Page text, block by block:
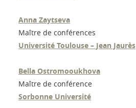
Anna Zaytseva
Maître de conférences
Université Toulouse – Jean Jaurès
Bella Ostromooukhova
Maître de conférence
Sorbonne Université